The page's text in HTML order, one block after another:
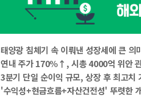
태양광 침체기 속 이뤄낸 성장세에 큰 의
연내 주가 170%↑, 시총 4000억 위안
3분기 단일 순이익 규모, 상장 후 최고치
'수익성+현금흐름+자산건전성' 뚜렷한